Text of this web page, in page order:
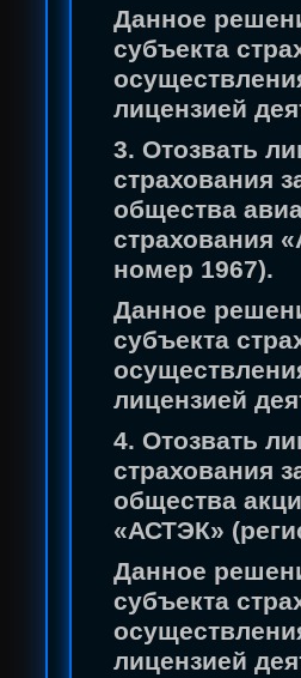
Данное
субъекта
лицензией
3. Отозвать
страхования
общества
страхования
номер 1967).
Данное
субъекта
лицензией
4. Отозвать
страхования
общества
«АСТЭК»
Данное
субъекта
лицензией